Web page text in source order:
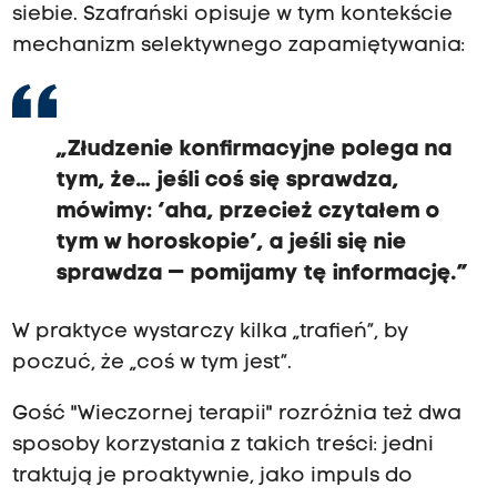
siebie. Szafrański opisuje w tym kontekście
mechanizm selektywnego zapamiętywania:
„Złudzenie konfirmacyjne polega na
tym, że… jeśli coś się sprawdza,
mówimy: ‘aha, przecież czytałem o
tym w horoskopie’, a jeśli się nie
sprawdza — pomijamy tę informację.”
W praktyce wystarczy kilka „trafień”, by
poczuć, że „coś w tym jest”.
Gość "Wieczornej terapii" rozróżnia też dwa
sposoby korzystania z takich treści: jedni
traktują je proaktywnie, jako impuls do